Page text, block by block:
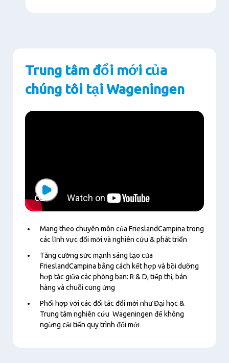
Trung tâm đổi mới của
chúng tôi tại Wageningen
Mang theo chuyên môn của FrieslandCampina trong
các lĩnh vực đổi mới và nghiên cứu & phát triển
Tăng cường sức mạnh sáng tạo của
FrieslandCampina bằng cách kết hợp và bồi dưỡng
hợp tác giữa các phòng ban: R & D, tiếp thị, bán
hàng và chuỗi cung ứng
Phối hợp với các đối tác đổi mới nhưĐại học &
Trung tâm nghiên cứu Wageningen để không
ngừng cải tiến quy trình đổi mới